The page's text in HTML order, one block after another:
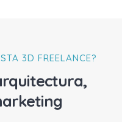
3D FREELANCE?